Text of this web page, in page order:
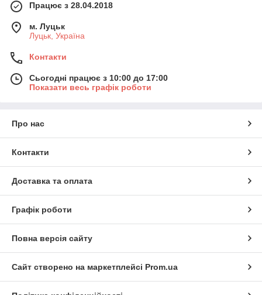
Працює з 28.04.2018
м. Луцьк
Луцьк, Україна
Контакти
Сьогодні працює з 10:00 до 17:00
Показати весь графік роботи
Про нас
Контакти
Доставка та оплата
Графік роботи
Повна версія сайту
Сайт створено на маркетплейсі Prom.ua